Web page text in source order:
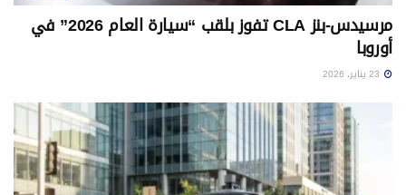
مرسيدس-بنز CLA تفوز بلقب “سيارة العام 2026” في
أوروبا